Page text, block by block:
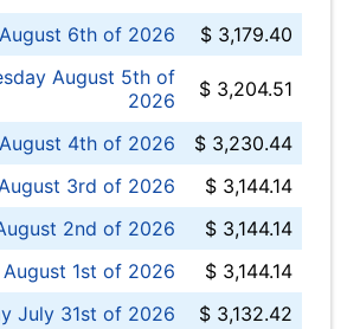
6th of 2026
$ 3,179.40
August 5th of
2026
$ 3,204.51
4th of 2026
$ 3,230.44
3rd of 2026
$ 3,144.14
2nd of 2026
$ 3,144.14
1st of 2026
$ 3,144.14
July 31st of 2026
$ 3,132.42